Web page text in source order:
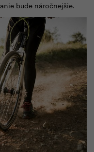
bude náročnejšie.